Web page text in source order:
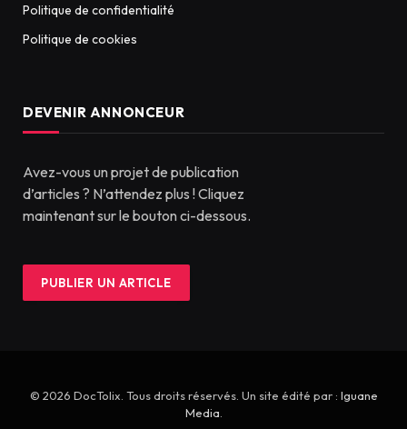
Politique de confidentialité
Politique de cookies
DEVENIR ANNONCEUR
Avez-vous un projet de publication
d’articles ? N’attendez plus ! Cliquez
maintenant sur le bouton ci-dessous.
PUBLIER UN ARTICLE
© 2026 DocTolix. Tous droits réservés. Un site édité par : Iguane
Media